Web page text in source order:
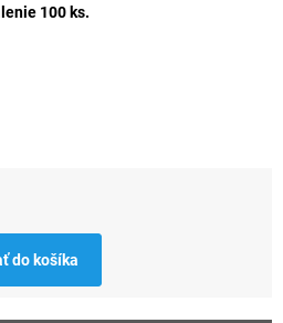
100 ks.
do košíka